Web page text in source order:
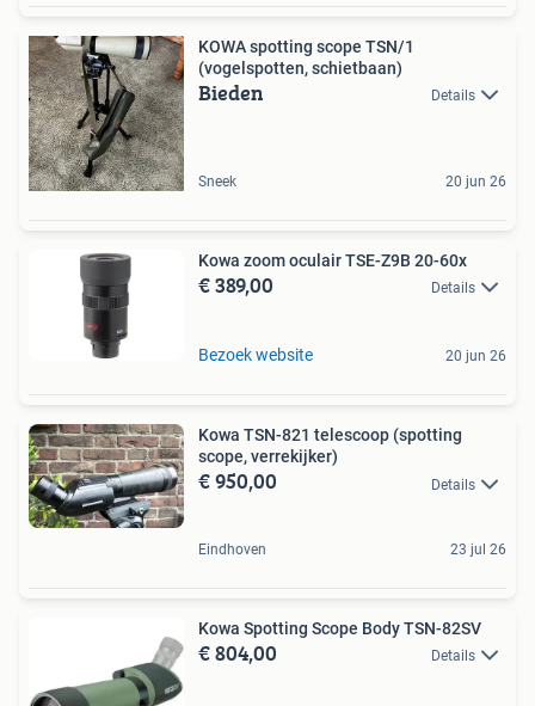
KOWA spotting scope TSN/1
(vogelspotten, schietbaan)
Bieden Details
Sneek 20 jun 26
Kowa zoom oculair TSE-Z9B 20-60x
€ 389,00 Details
Bezoek website 20 jun 26
Kowa TSN-821 telescoop (spotting
scope, verrekijker)
€ 950,00 Details
Eindhoven 23 jul 26
Kowa Spotting Scope Body TSN-82SV
€ 804,00 Details